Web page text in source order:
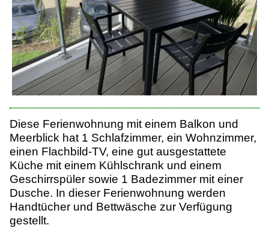
Diese Ferienwohnung mit einem Balkon und
Meerblick hat 1 Schlafzimmer, ein Wohnzimmer,
einen Flachbild-TV, eine gut ausgestattete
Küche mit einem Kühlschrank und einem
Geschirrspüler sowie 1 Badezimmer mit einer
Dusche. In dieser Ferienwohnung werden
Handtücher und Bettwäsche zur Verfügung
gestellt.